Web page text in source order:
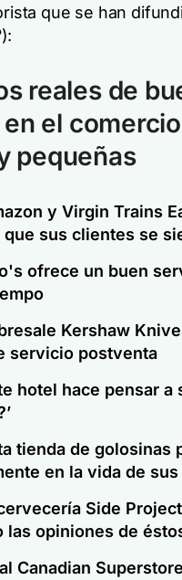
que se han
:
reales de
el
pequeñas
y Virgin Trains
que sus clientes se
ofrece un buen
Kershaw
servicio postventa
hotel hace pensar a
tienda de
en la vida de
Side
las opiniones de
Canadian